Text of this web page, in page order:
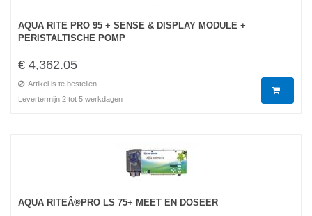
AQUA RITE PRO 95 + SENSE & DISPLAY MODULE +
PERISTALTISCHE POMP
€ 4,362.05
Artikel is te bestellen
Levertermijn 2 tot 5 werkdagen
AQUA RITEÂ®PRO LS 75+ MEET EN DOSEER